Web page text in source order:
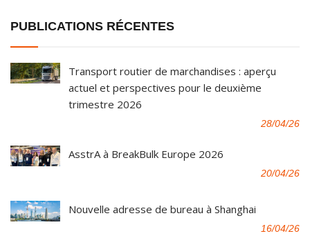
PUBLICATIONS RÉCENTES
Transport routier de marchandises : aperçu
actuel et perspectives pour le deuxième
trimestre 2026
28/04/26
AsstrA à BreakBulk Europe 2026
20/04/26
Nouvelle adresse de bureau à Shanghai
16/04/26